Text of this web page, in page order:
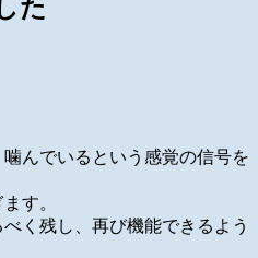
た
んでいるという感覚の信号を
す。
く残し、再び機能できるよう